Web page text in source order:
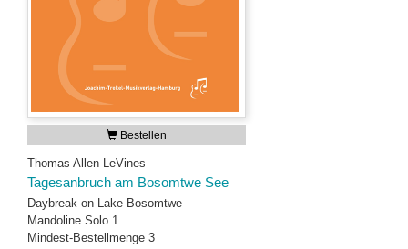
Bestellen
Thomas Allen LeVines
Tagesanbruch am Bosomtwe See
Daybreak on Lake Bosomtwe
Mandoline Solo 1
Mindest-Bestellmenge 3